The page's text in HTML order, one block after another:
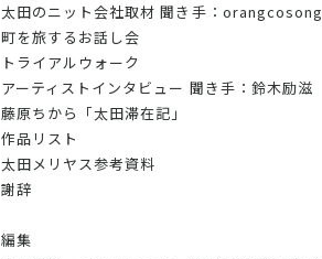
太田のニット会社取材 聞き手：orangcosong
町を旅するお話し会
トライアルウォーク
アーティストインタビュー 聞き手：鈴木励滋
藤原ちから「太田滞在記」
作品リスト
太田メリヤス参考資料
謝辞
編集